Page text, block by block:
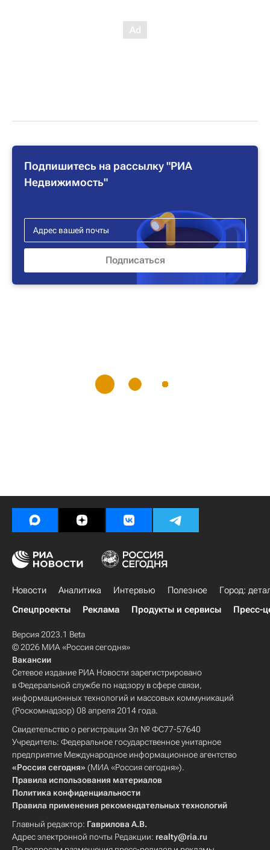
Подпишитесь на рассылку "РИА
Недвижимость"
Новости Аналитика Интервью Полезное
Город:
Спецпроекты
Реклама Продукты и сервисы Пресс-
Версия 2023.1 Beta
© 2026 МИА «Россия сегодня»
Вакансии
Сетевое издание РИА Новости зарегистрировано
в Федеральной службе по надзору в сфере связи,
информационных технологий и массовых коммуникаций
(Роскомнадзор) 08 апреля 2014 года.
Свидетельство о регистрации Эл № ФС77-57640
Учредитель: Федеральное государственное унитарное
предприятие Международное информационное агентство
«Россия сегодня» (МИА «Россия сегодня»).
Правила использования материалов
Политика конфиденциальности
Правила применения рекомендательных технологий
Главный редактор: Гаврилова А.В.
Адрес электронной почты Редакции: realty@ria.ru